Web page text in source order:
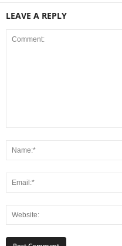
LEAVE A REPLY